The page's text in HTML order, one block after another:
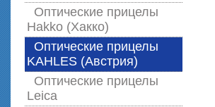
Оптические прицелы
Hakko (Хакко)
Оптические прицелы
KAHLES (Австрия)
Оптические прицелы
Leica